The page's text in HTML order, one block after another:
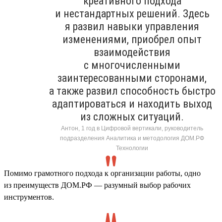
и нестандартных решений. Здесь
я развил навыки управления
изменениями, приобрел опыт
взаимодействия
с многочисленными
заинтересованными сторонами,
а также развил способность быстро
адаптироваться и находить выход
из сложных ситуаций.
Антон, 1 год в Цифровой вертикали, руководитель
подразделения Аналитика и методология ДОМ.РФ
Технологии
Помимо грамотного подхода к организации работы, одно
из преимуществ ДОМ.РФ — разумный выбор рабочих
инструментов.